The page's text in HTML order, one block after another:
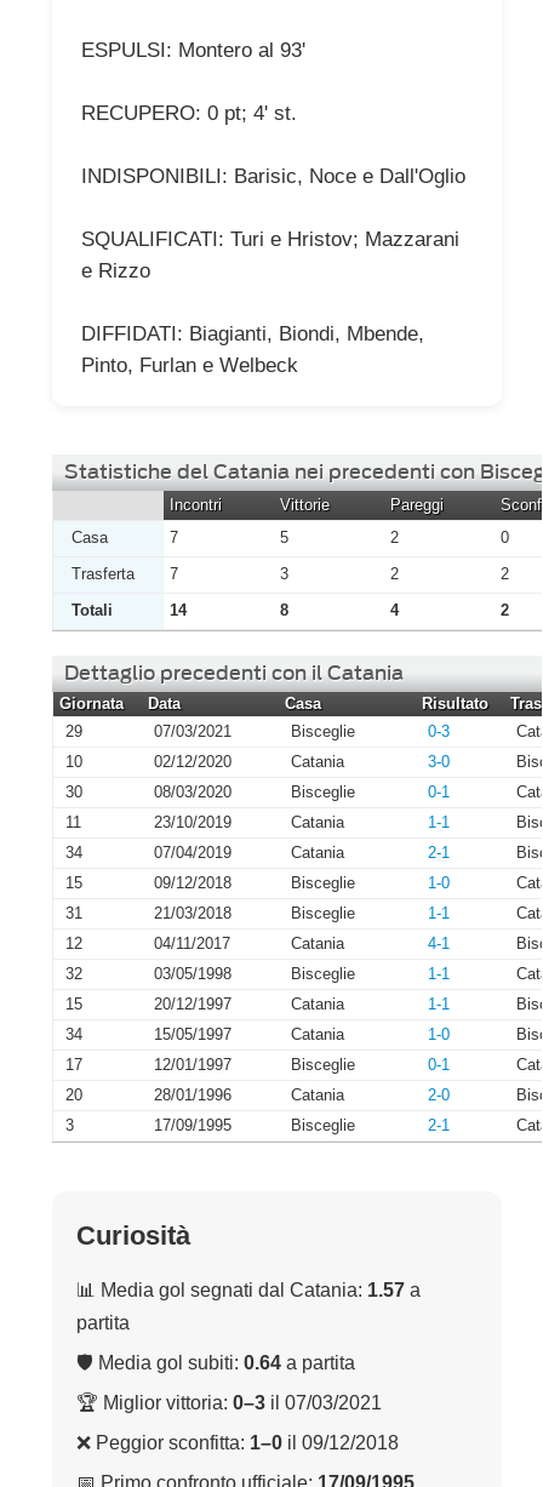
ESPULSI: Montero al 93'
RECUPERO: 0 pt; 4' st.
INDISPONIBILI: Barisic, Noce e Dall'Oglio
SQUALIFICATI: Turi e Hristov; Mazzarani
e Rizzo
DIFFIDATI: Biagianti, Biondi, Mbende,
Pinto, Furlan e Welbeck
Statistiche del Catania nei precedenti con
Incontri Vittorie Pareggi
Casa
7 5 2
0
Trasferta
7 3 2
2
Totali
14 8 4 2
Dettaglio precedenti con il Catania
Giornata Data Casa Risultato
29
07/03/2021 Bisceglie 0-3
10
02/12/2020 Catania 3-0
30
08/03/2020 Bisceglie 0-1
11
23/10/2019 Catania 1-1
34
07/04/2019 Catania 2-1
15
09/12/2018 Bisceglie 1-0
31
21/03/2018 Bisceglie 1-1
12
04/11/2017 Catania 4-1
32
03/05/1998 Bisceglie 1-1
15
20/12/1997 Catania 1-1
34
15/05/1997 Catania 1-0
17
12/01/1997 Bisceglie 0-1
20
28/01/1996 Catania 2-0
3
17/09/1995 Bisceglie 2-1
Curiosità
📊 Media gol segnati dal Catania: 1.57 a
partita
🛡 Media gol subiti: 0.64 a partita
🏆 Miglior vittoria: 0–3 il 07/03/2021
❌ Peggior sconfitta: 1–0 il 09/12/2018
📅 Primo confronto ufficiale: 17/09/1995